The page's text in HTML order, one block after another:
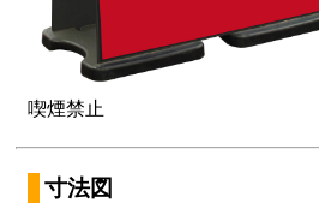
喫煙禁止
寸法図